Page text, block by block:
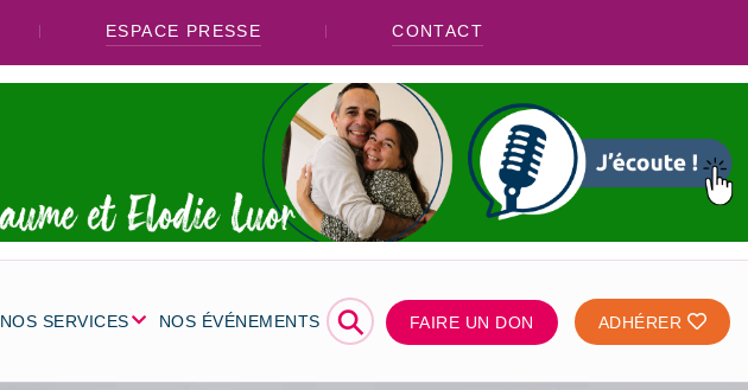
ESPACE PRESSE CONTACT
NOS SERVICES NOS ÉVÉNEMENTS ⚲ FAIRE UN DON ADHÉRER